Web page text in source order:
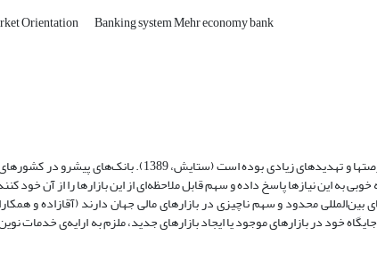
Orientation Banking system Mehr economy bank
در سال‌های اخیر، صنعت بانکداری کشور شاهد رقابت شدید توام با فرصتها و تهدیدهای
به این نیازها پاسخ داده و سهم قابل ملاحظه‌ای از این بازارها را از آن خود
خود در بازارهای موجود یا ایجاد بازارهای جدید، ملزم به ارایه‌ی خدمات